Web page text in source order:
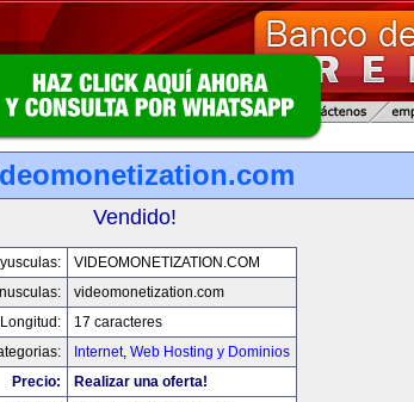
Vendido!
VIDEOMONETIZATION.COM
videomonetization.com
Longitud:
17 caracteres
Internet, Web Hosting y Dominios
Precio:
Realizar una oferta!